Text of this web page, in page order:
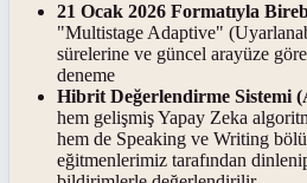
21 Ocak 2026 Formatıyla
"Multistage Adaptive"
sürelerine ve güncel arayüze
deneme
Hibrit Değerlendirme Sistemi
hem gelişmiş Yapay Zeka
hem de Speaking ve Writing
eğitmenlerimiz tarafından